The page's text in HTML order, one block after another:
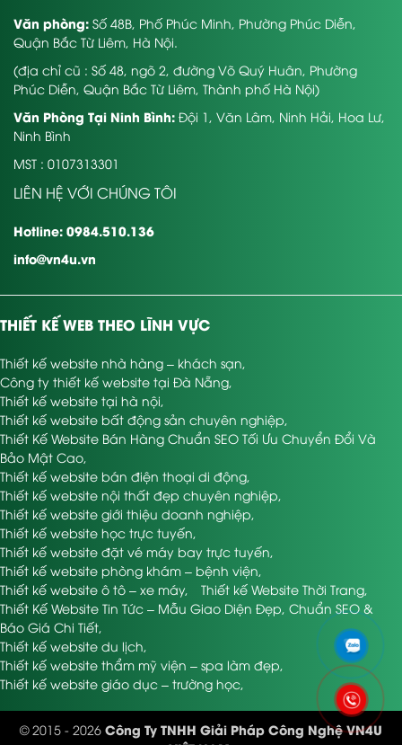
Văn phòng: Số 48B, Phố Phúc Minh, Phường Phúc Diễn,
Quận Bắc Từ Liêm, Hà Nội.
(địa chỉ cũ : Số 48, ngõ 2, đường Võ Quý Huân, Phường
Phúc Diễn, Quận Bắc Từ Liêm, Thành phố Hà Nội)
Văn Phòng Tại Ninh Bình: Đội 1, Văn Lâm, Ninh Hải, Hoa Lư,
Ninh Bình
MST : 0107313301
LIÊN HỆ VỚI CHÚNG TÔI
Hotline: 0984.510.136
info@vn4u.vn
THIẾT KẾ WEB THEO LĨNH VỰC
Thiết kế website nhà hàng – khách sạn,
Công ty thiết kế website tại Đà Nẵng,
Thiết kế website tại hà nội,
Thiết kế website bất động sản chuyên nghiệp,
Thiết Kế Website Bán Hàng Chuẩn SEO Tối Ưu Chuyển Đổi Và
Bảo Mật Cao,
Thiết kế website bán điện thoại di động,
Thiết kế website nội thất đẹp chuyên nghiệp,
Thiết kế website giới thiệu doanh nghiệp,
Thiết kế website học trực tuyến,
Thiết kế website đặt vé máy bay trực tuyến,
Thiết kế website phòng khám – bệnh viện,
Thiết kế website ô tô – xe máy, Thiết kế Website Thời Trang,
Thiết Kế Website Tin Tức – Mẫu Giao Diện Đẹp, Chuẩn SEO &
Báo Giá Chi Tiết,
Thiết kế website du lịch,
Thiết kế website thẩm mỹ viện – spa làm đẹp,
Thiết kế website giáo dục – trường học,
© 2015 - 2026 Công Ty TNHH Giải Pháp Công Nghệ VN4U